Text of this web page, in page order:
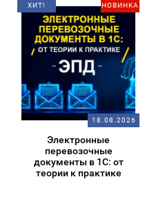
НОВИНКА
ХИТ!
18.08.2026
Электронные
перевозочные
документы в 1С: от
теории к практике